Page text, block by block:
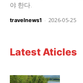
야 한다.
travelnews1 - 2026-05-25
Latest Aticles